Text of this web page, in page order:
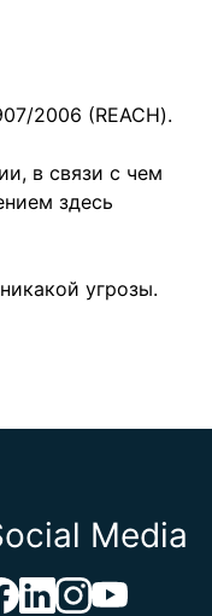
2006 (REACH).
в связи с чем
здесь
угрозы.
Media